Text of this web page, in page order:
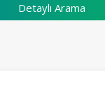
Detaylı Arama